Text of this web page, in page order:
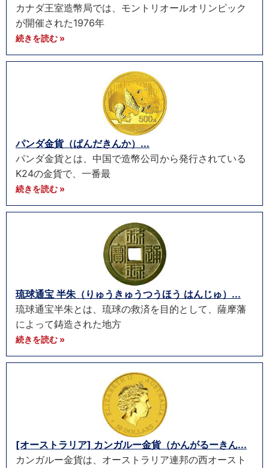
カナダ王室造幣局では、モントリオールオリンピック
が開催された1976年
続きを読む »
パンダ金貨（ぱんだきんか）...
パンダ金貨とは、中国で造幣公司から発行されている
K24の金貨で、一番最
続きを読む »
琉球通宝 半朱（りゅうきゅうつうほう はんじゅ）...
琉球通宝半朱とは、琉球の救済を目的として、薩摩藩
によって鋳造された地方
続きを読む »
[オーストラリア] カンガルー金貨（かんがるーきん...
カンガルー金貨は、オーストラリア連邦の西オースト